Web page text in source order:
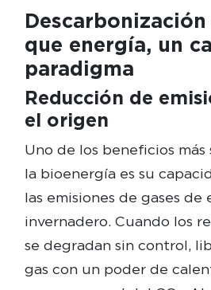
que energía, un
paradigma
Reducción de
el origen
Uno de los beneficios
la bioenergía es su
las emisiones de gases de
invernadero. Cuando los
se degradan sin control,
gas con un poder de